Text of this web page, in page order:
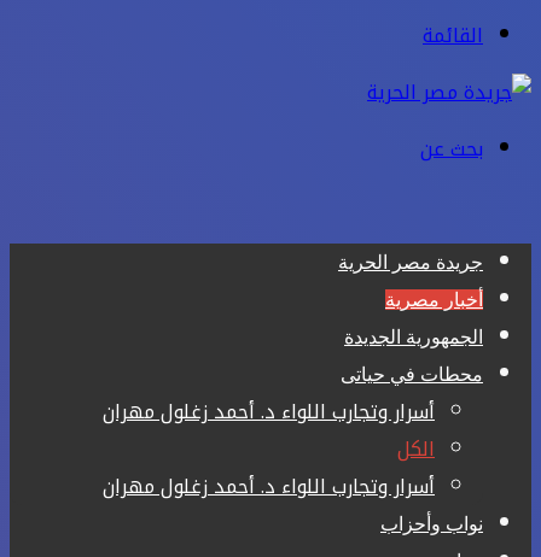
القائمة
بحث عن
جريدة مصر الحرية
أخبار مصرية
الجمهورية الجديدة
محطات في حياتى
أسرار وتجارب اللواء د. أحمد زغلول مهران
الكل
أسرار وتجارب اللواء د. أحمد زغلول مهران
نواب وأحزاب